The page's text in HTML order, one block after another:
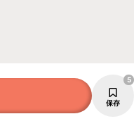
保存
5